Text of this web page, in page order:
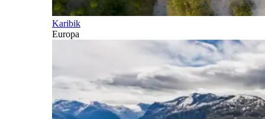
Karibik
Europa